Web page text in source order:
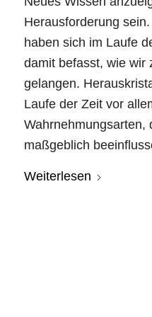
Herausforderung
haben sich im Laufe
damit befasst, wie wir
gelangen.
Laufe der Zeit vor
Wahrnehmungsarten,
maßgeblich
Weiterlesen